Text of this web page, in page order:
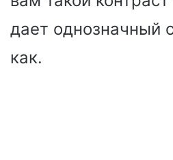
дает однозначный
как.